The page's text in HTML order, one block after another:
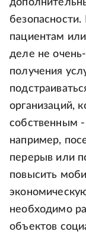
пациентам
деле не
получения
организаций,
собственным
например,
перерыв или
повысить
необходимо
объектов